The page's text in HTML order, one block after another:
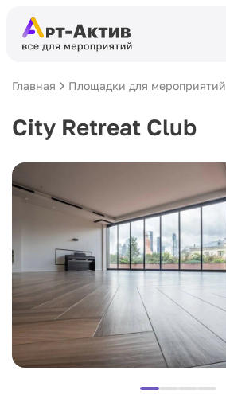
Главная Площадки для мероприятий
City Retreat Club